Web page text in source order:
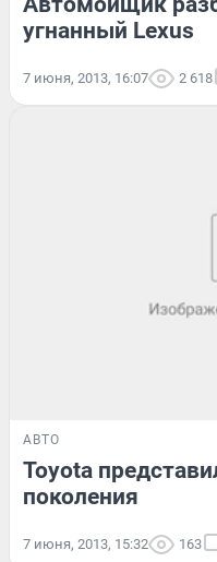
угнанный Lexus
7 июня, 2013, 16:07 2 618
АВТО
Toyota
поколения
7 июня, 2013, 15:32 163